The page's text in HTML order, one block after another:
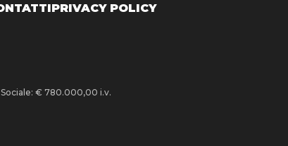
PRIVACY POLICY
Sociale: € 780.000,00 i.v.